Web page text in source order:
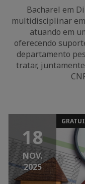
Bacharel em
multidisciplinar
atuando em
oferecendo
departamento
tratar,
18
NOV.
2025